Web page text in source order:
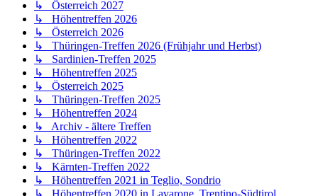
↳ Höhentreffen Trentino 2018 vom 22. bis 29.09. in
Lavarone, Trient
↳ Versyanerzeltstadt im Hunsrück (3.1) vom 3. bis 5.8.2018
↳ Kärnten-Treffen 2018 vom 26.05. bis 02.06. in Kötschach
Mauthen, Kärnten
↳ Höhentreffen Südtirol 2017 vom 16. bis 24.09. in
Lavarone, Trient
↳ Kärnten-Treffen 2017 vom 03. bis 10.06. in Kötschach
Mauthen, Kärnten
↳ Höhentreffen Südtirol 2016 vom 17.09. bis 25.09. in
38056 Levico Terme, Italia
↳ Zelt- und Zuchtreffen Pfalzfeld 2.0
↳ Kärnten-Treffen 2016 vom 28.05. bis 04.06. in
Sonnenalpe Nassfeld, Kärnten
↳ Höhentreffen Südtirol 2015